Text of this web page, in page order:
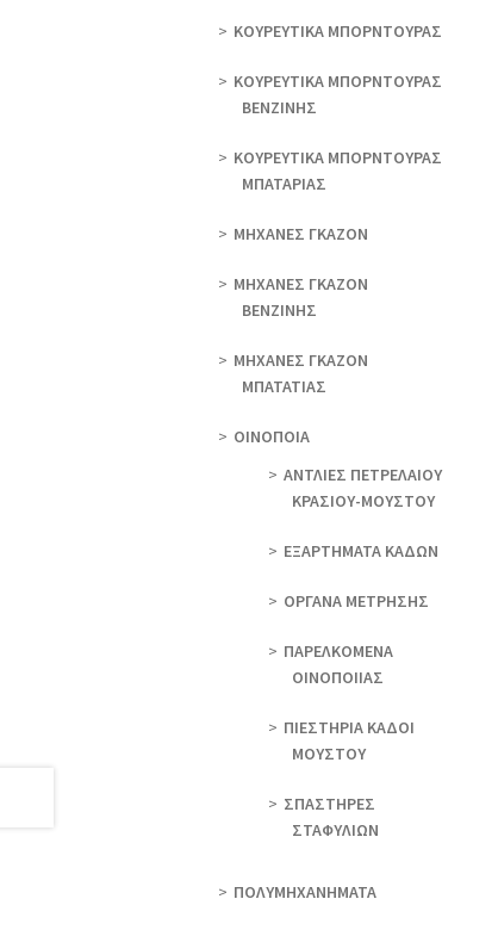
ΚΟΥΡΕΥΤΙΚΑ ΜΠΟΡΝΤΟΥΡΑΣ
ΚΟΥΡΕΥΤΙΚΑ ΜΠΟΡΝΤΟΥΡΑΣ
ΒΕΝΖΙΝΗΣ
ΚΟΥΡΕΥΤΙΚΑ ΜΠΟΡΝΤΟΥΡΑΣ
ΜΠΑΤΑΡΙΑΣ
ΜΗΧΑΝΕΣ ΓΚΑΖΟΝ
ΜΗΧΑΝΕΣ ΓΚΑΖΟΝ
ΒΕΝΖΙΝΗΣ
ΜΗΧΑΝΕΣ ΓΚΑΖΟΝ
ΜΠΑΤΑΤΙΑΣ
ΟΙΝΟΠΟΙΑ
ΑΝΤΛΙΕΣ ΠΕΤΡΕΛΑΙΟΥ
ΚΡΑΣΙΟΥ-ΜΟΥΣΤΟΥ
ΕΞΑΡΤΗΜΑΤΑ ΚΑΔΩΝ
ΟΡΓΑΝΑ ΜΕΤΡΗΣΗΣ
ΠΑΡΕΛΚΟΜΕΝΑ
ΟΙΝΟΠΟΙΙΑΣ
ΠΙΕΣΤΗΡΙΑ ΚΑΔΟΙ
ΜΟΥΣΤΟΥ
ΣΠΑΣΤΗΡΕΣ
ΣΤΑΦΥΛΙΩΝ
ΠΟΛΥΜΗΧΑΝΗΜΑΤΑ